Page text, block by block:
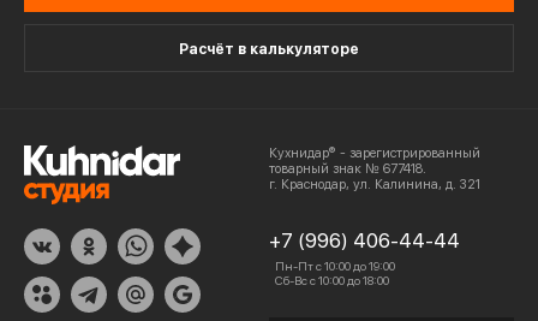
Расчёт в калькуляторе
Кухнидар® - зарегистрированный
товарный знак № 677418.
г. Краснодар, ул. Калинина, д. 321
+7 (996) 406-44-44
Пн-Пт с 10:00 до 19:00
Сб-Вс с 10:00 до 18:00